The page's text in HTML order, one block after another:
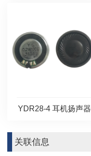
YDR28-4 耳机扬声器
关联信息